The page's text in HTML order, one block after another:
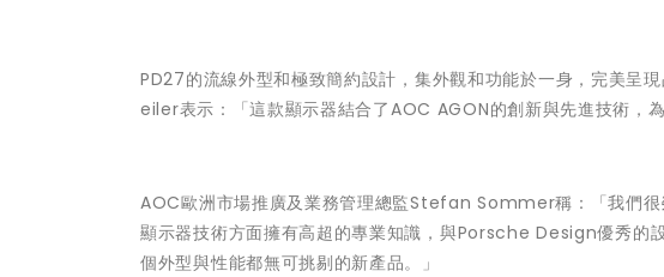
PD27的流線外型和極致簡約設計，集外觀和功能於一身，完美
eiler表示：「這款顯示器結合了AOC AGON的創新與先進技術，
AOC歐洲市場推廣及業務管理總監Stefan Sommer稱：「我們
顯示器技術方面擁有高超的專業知識，與Porsche Design優秀的
個外型與性能都無可挑剔的新產品。」